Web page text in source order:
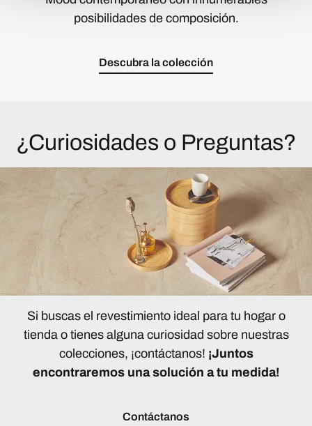
posibilidades de composición.
Descubra la colección
¿Curiosidades o Preguntas?
Si buscas el revestimiento ideal para tu hogar o
tienda o tienes alguna curiosidad sobre nuestras
colecciones, ¡contáctanos! ¡Juntos
encontraremos una solución a tu medida!
Contáctanos